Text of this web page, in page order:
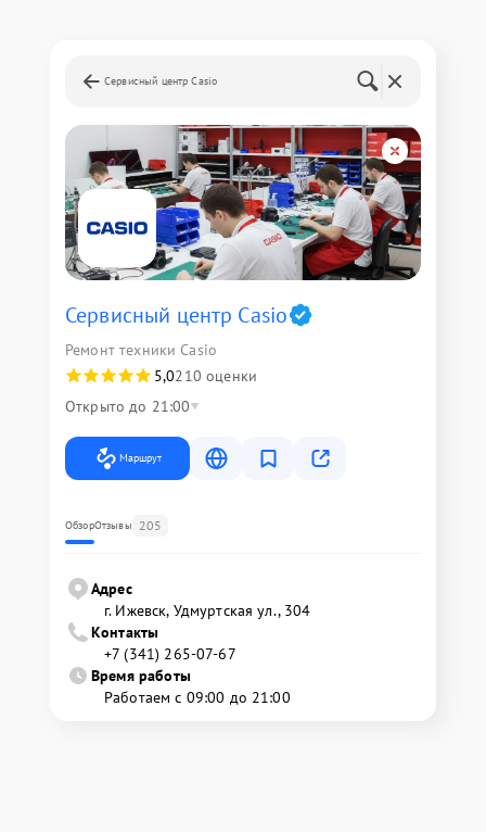
Сервисный центр Casio
Сервисный центр Casio
Ремонт техники Casio
5,0210 оценки
Открыто до 21:00
Маршрут
ОбзорОтзывы 205
Адрес
г. Ижевск, Удмуртская ул., 304
Контакты
+7 (341) 265-07-67
Время работы
Работаем с 09:00 до 21:00